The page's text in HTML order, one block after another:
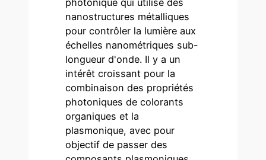
nanostructures métalliques
pour contrôler la lumière aux
échelles nanométriques sub-
longueur d'onde. Il y a un
intérêt croissant pour la
combinaison des propriétés
photoniques de colorants
organiques et la
plasmonique, avec pour
objectif de passer des